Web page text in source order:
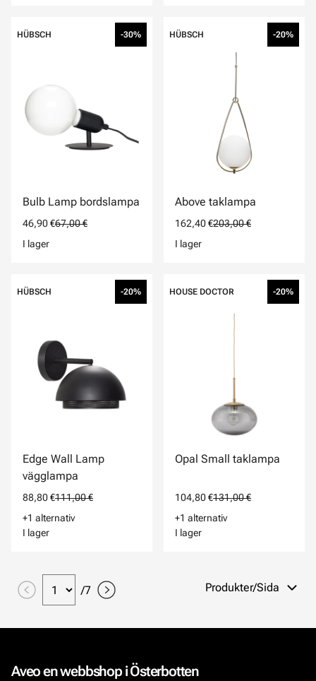
HÜBSCH -30%
Bulb Lamp bordslampa
46,90 €67,00 €
I lager
HÜBSCH -20%
Above taklampa
162,40 €203,00 €
I lager
HÜBSCH -20%
Edge Wall Lamp
vägglampa
88,80 €111,00 €
+1 alternativ
I lager
HOUSE DOCTOR -20%
Opal Small taklampa
104,80 €131,00 €
+1 alternativ
I lager
/7 Produkter/Sida
Aveo en webbshop i Österbotten